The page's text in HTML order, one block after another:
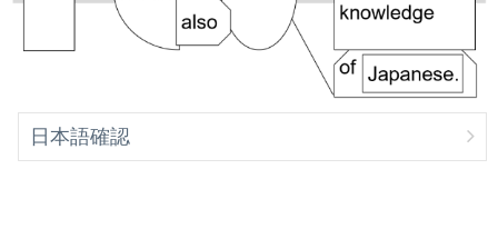
日本語確認